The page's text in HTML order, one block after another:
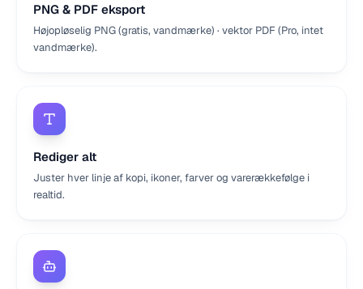
PNG & PDF eksport
Højopløselig PNG (gratis, vandmærke) · vektor PDF (Pro, intet
vandmærke).
Rediger alt
Juster hver linje af kopi, ikoner, farver og varerækkefølge i
realtid.